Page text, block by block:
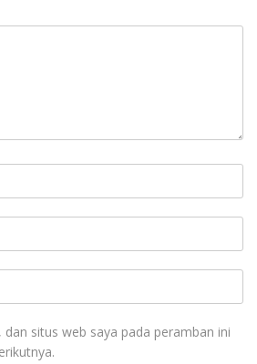
situs web saya pada peramban ini